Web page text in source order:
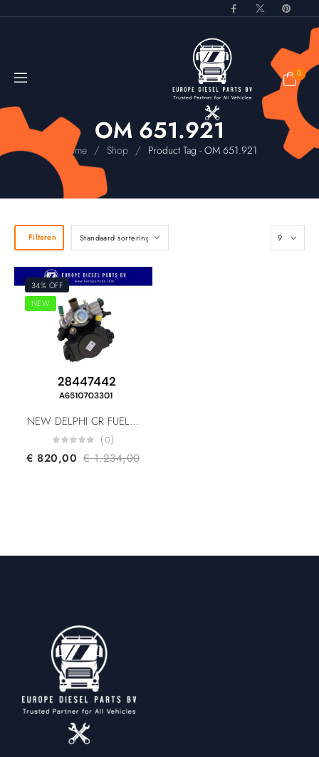
0
OM 651.921
Home / Shop / Product Tag - OM 651.921
Filteren
34% OFF
NEW
NEW DELPHI CR FUEL PUMP 28447442 28421121 Mercedes Benz A6510703301 A6510703101 HRP718 2.2CDI OM651 BlueTEC 4MATIC
(0)
€ 820,00 €1.234,00